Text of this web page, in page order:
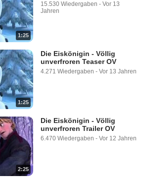
1:25
15.530 Wiedergaben - Vor 13
Jahren
1:25
Die Eiskönigin - Völlig
unverfroren Teaser OV
4.271 Wiedergaben - Vor 13 Jahren
2:25
Die Eiskönigin - Völlig
unverfroren Trailer OV
6.470 Wiedergaben - Vor 12 Jahren